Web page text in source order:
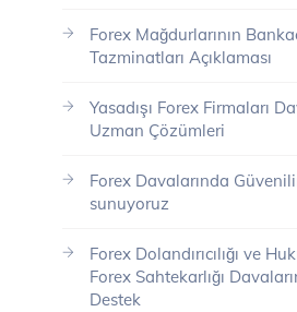
Forex Mağdurlarının
Tazminatları Açıklaması
Yasadışı Forex Firmaları
Uzman Çözümleri
Forex Davalarında
sunuyoruz
Forex Dolandırıcılığı ve
Forex Sahtekarlığı
Destek